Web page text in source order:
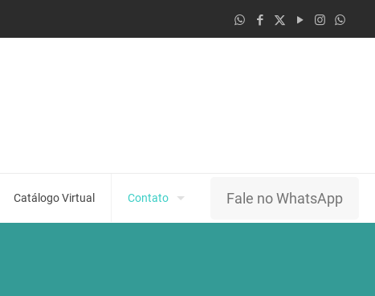
Catálogo Virtual Contato Fale no WhatsApp